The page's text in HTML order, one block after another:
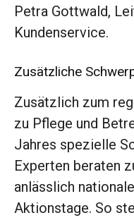
Petra Gottwald,
Kundenservice.
Zusätzliche
Zusätzlich zum
zu Pflege und
Jahres spezielle
Experten beraten
anlässlich
Aktionstage. So